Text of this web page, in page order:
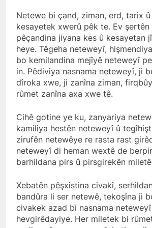
HAK-PAR
Düzgün
2 Yıl Ago
HAK-PAR Genel
Düzgün Kaplan,
2024,
yayın konuğu
2 Yıl Ago
Profesör Dr.
Ekinci’yle
ifade
2 Yıl Ago
katılım.
2 Yıl Ago
Serokê HAK-
Kaplan, serokê
Azadî Metin
HAK-PAR ê
welatparêzê bi
Arif
2 Yıl Ago
HAK-PAR
Dersim’de
2 Yıl Ago
Ezdilere
şiddetli
Netewe bi çand, ziman, erd, tarix
kesayetek xwerû pêk te. Ev
pêçandina jiyana kes û kesayetan
heye. Têgeha neteweyî,
bo kemilandina mejîyê neteweyî
in. Pêdiviya nasnama neteweyî, ji
dîroka xwe, ji zanîna ziman,
rûmet zanîna axa xwe tê.
Cihê gotine ye ku, zanyariya
kamiliya hestên neteweyî û
zirufên netewêye re rasta rast
neteweyî di heman wextê de
barhildana pirs û pirsgirekên
Xebatên pêşxistina civakî,
bandûra li ser netewê, tekoşîna ji
civakek azad bi nasnama
hevgirêdayiye. Her miletek bi